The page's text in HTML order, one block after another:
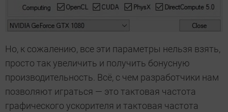
Но, к сожалению, все эти параметры нельзя взять,
просто так увеличить и получить бонусную
производительность. Всё, с чем разработчики нам
позволяют играться — это тактовая частота
графического ускорителя и тактовая частота